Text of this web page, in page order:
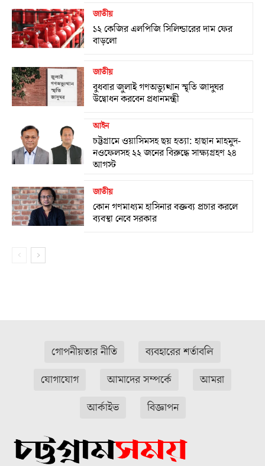
জাতীয়
১২ কেজির এলপিজি সিলিন্ডারের দাম ফের
বাড়লো
জাতীয়
বুধবার জুলাই গণঅভ্যুত্থান স্মৃতি জাদুঘর
উদ্বোধন করবেন প্রধানমন্ত্রী
আইন
চট্টগ্রামে ওয়াসিমসহ ছয় হত্যা: হাছান মাহমুদ-
নওফেলসহ ২২ জনের বিরুদ্ধে সাক্ষ্যগ্রহণ ২৪
আগস্ট
জাতীয়
কোন গণমাধ্যম হাসিনার বক্তব্য প্রচার করলে
ব্যবস্থা নেবে সরকার
গোপনীয়তার নীতি
ব্যবহারের শর্তাবলি
যোগাযোগ
আমাদের সম্পর্কে
আমরা
আর্কাইভ
বিজ্ঞাপন